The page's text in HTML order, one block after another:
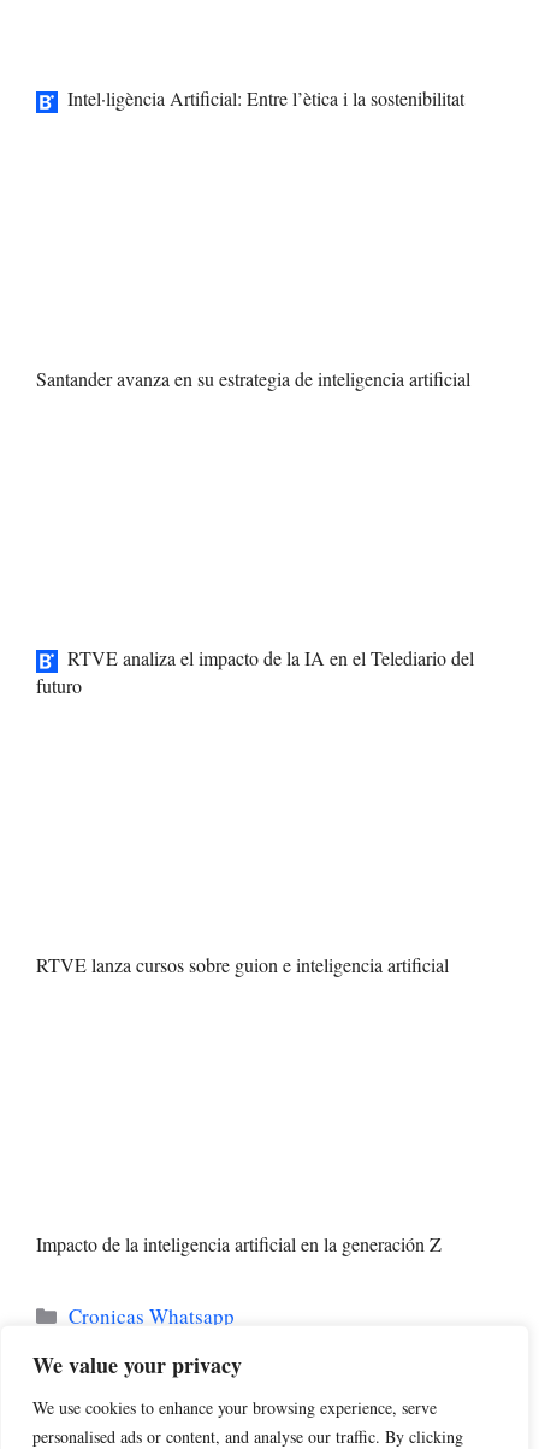
We value your privacy
We use cookies to enhance your browsing experience, serve
personalised ads or content, and analyse our traffic. By clicking
Intel·ligència Artificial: Entre l’ètica i la sostenibilitat
Santander avanza en su estrategia de inteligencia artificial
RTVE analiza el impacto de la IA en el Telediario del
futuro
RTVE lanza cursos sobre guion e inteligencia artificial
Impacto de la inteligencia artificial en la generación Z
Categorías
Cronicas Whatsapp
Ràdio Sabadell
laborales, según Jorge Arévalo